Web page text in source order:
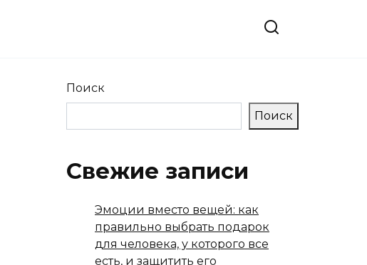
Поиск
Поиск
Свежие записи
Эмоции вместо вещей: как
правильно выбрать подарок
для человека, у которого все
есть, и защитить его